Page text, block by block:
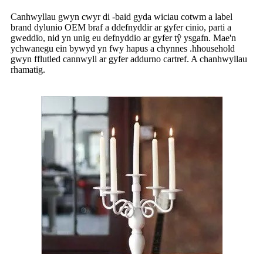
Canhwyllau gwyn cwyr di -baid gyda wiciau cotwm a label
brand dylunio OEM braf a ddefnyddir ar gyfer cinio, parti a
gweddïo, nid yn unig eu defnyddio ar gyfer tŷ ysgafn. Mae'n
ychwanegu ein bywyd yn fwy hapus a chynnes .hhousehold
gwyn fflutled cannwyll ar gyfer addurno cartref. A chanhwyllau
rhamatig.